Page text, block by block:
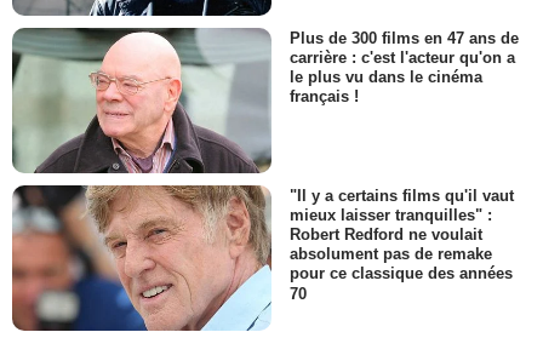
Plus de 300 films en 47 ans de
carrière : c'est l'acteur qu'on a
le plus vu dans le cinéma
français !
"Il y a certains films qu'il vaut
mieux laisser tranquilles" :
Robert Redford ne voulait
absolument pas de remake
pour ce classique des années
70